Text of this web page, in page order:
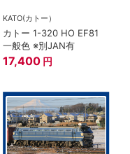
KATO(カトー）
カトー 1-320 HO EF81
一般色 ※別JAN有
17,400 円